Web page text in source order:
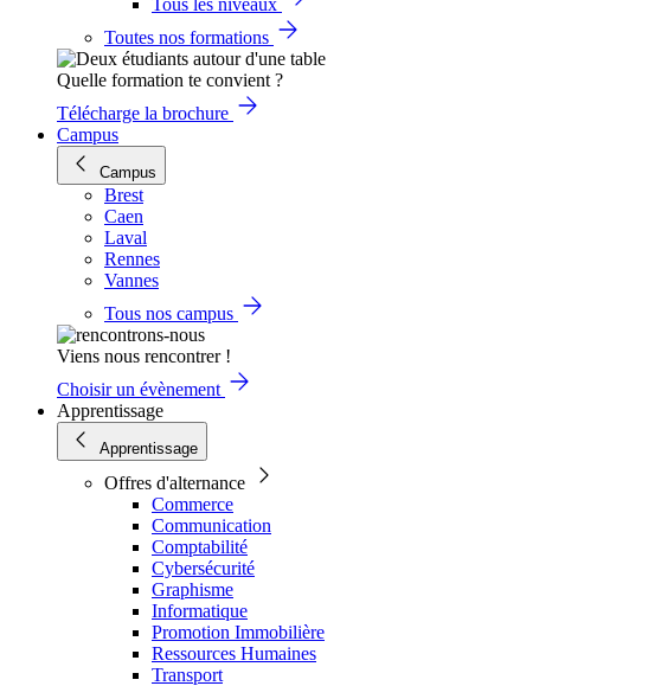
Tous les niveaux
Toutes nos formations
Quelle formation te convient ?
Télécharge la brochure
Campus
Campus
Brest
Caen
Laval
Rennes
Vannes
Tous nos campus
Viens nous rencontrer !
Choisir un évènement
Apprentissage
Apprentissage
Offres d'alternance
Commerce
Communication
Comptabilité
Cybersécurité
Graphisme
Informatique
Promotion Immobilière
Ressources Humaines
Transport